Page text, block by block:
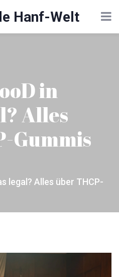
Hanf-Welt
in
Alles
Gummis
legal? Alles über THCP-